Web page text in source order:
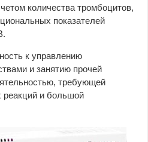
количества тромбоцитов,
показателей
к управлению
и занятию прочей
требующей
реакций и большой